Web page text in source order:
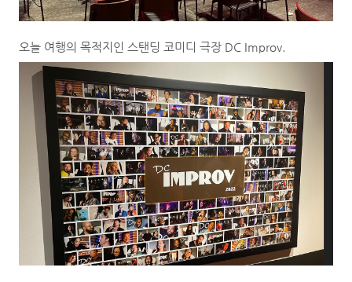
오늘 여행의 목적지인 스탠딩 코미디 극장 DC Improv.